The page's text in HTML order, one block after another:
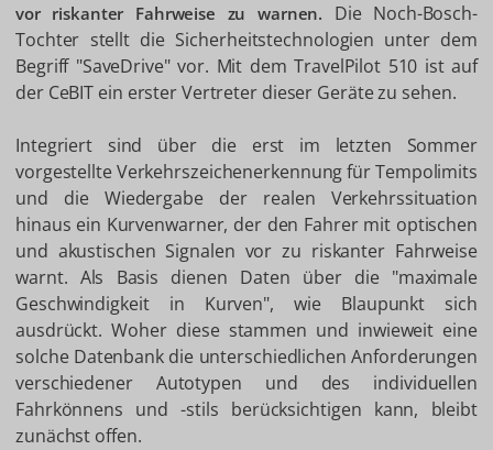
vor riskanter Fahrweise zu warnen. Die Noch-Bosch-
Tochter stellt die Sicherheitstechnologien unter dem
Begriff "SaveDrive" vor. Mit dem TravelPilot 510 ist auf
der CeBIT ein erster Vertreter dieser Geräte zu sehen.
Integriert sind über die erst im letzten Sommer
vorgestellte Verkehrszeichenerkennung für Tempolimits
und die Wiedergabe der realen Verkehrssituation
hinaus ein Kurvenwarner, der den Fahrer mit optischen
und akustischen Signalen vor zu riskanter Fahrweise
warnt. Als Basis dienen Daten über die "maximale
Geschwindigkeit in Kurven", wie Blaupunkt sich
ausdrückt. Woher diese stammen und inwieweit eine
solche Datenbank die unterschiedlichen Anforderungen
verschiedener Autotypen und des individuellen
Fahrkönnens und -stils berücksichtigen kann, bleibt
zunächst offen.